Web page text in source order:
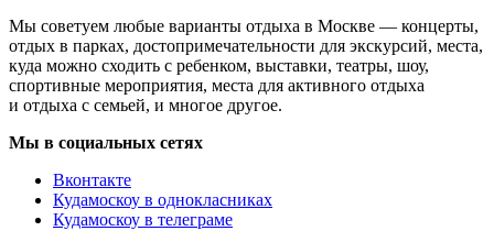
Мы советуем любые варианты отдыха в Москве — концерты,
отдых в парках, достопримечательности для экскурсий, места,
куда можно сходить с ребенком, выставки, театры, шоу,
спортивные мероприятия, места для активного отдыха
и отдыха с семьей, и многое другое.
Мы в социальных сетях
Вконтакте
Кудамоскоу в однокласниках
Кудамоскоу в телеграме